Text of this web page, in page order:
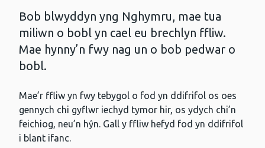
Bob blwyddyn yng Nghymru, mae tua
miliwn o bobl yn cael eu brechlyn ffliw.
Mae hynny’n fwy nag un o bob pedwar o
bobl.
Mae’r ffliw yn fwy tebygol o fod yn ddifrifol os oes
gennych chi gyflwr iechyd tymor hir, os ydych chi’n
feichiog, neu’n hŷn. Gall y ffliw hefyd fod yn ddifrifol
i blant ifanc.